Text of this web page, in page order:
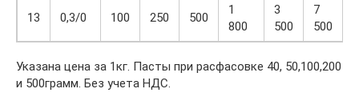
13 0,3/0 100 250 500
1
800
3
500
7
500
Указана цена за 1кг. Пасты при расфасовке 40, 50,100,200
и 500грамм. Без учета НДС.